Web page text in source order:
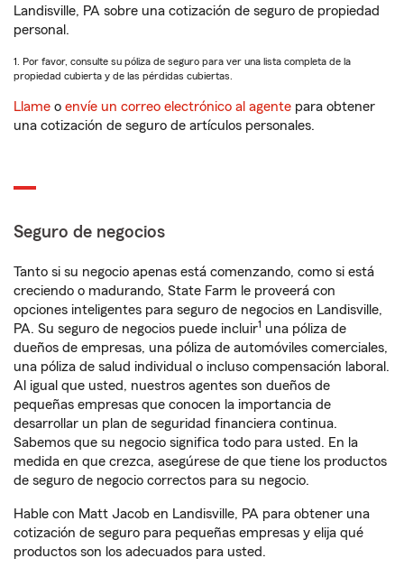
Landisville, PA sobre una cotización de seguro de propiedad
personal.
1. Por favor, consulte su póliza de seguro para ver una lista completa de la
propiedad cubierta y de las pérdidas cubiertas.
Llame o envíe un correo electrónico al agente para obtener
una cotización de seguro de artículos personales.
Seguro de negocios
Tanto si su negocio apenas está comenzando, como si está
creciendo o madurando, State Farm le proveerá con
opciones inteligentes para seguro de negocios en Landisville,
PA. Su seguro de negocios puede incluir1 una póliza de
dueños de empresas, una póliza de automóviles comerciales,
una póliza de salud individual o incluso compensación laboral.
Al igual que usted, nuestros agentes son dueños de
pequeñas empresas que conocen la importancia de
desarrollar un plan de seguridad financiera continua.
Sabemos que su negocio significa todo para usted. En la
medida en que crezca, asegúrese de que tiene los productos
de seguro de negocio correctos para su negocio.
Hable con Matt Jacob en Landisville, PA para obtener una
cotización de seguro para pequeñas empresas y elija qué
productos son los adecuados para usted.